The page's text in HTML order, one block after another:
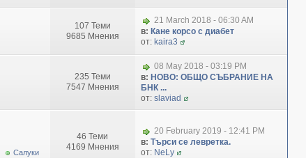
107 Теми
9685 Мнения
21 March 2018 - 06:30 AM
в: Кане корсо с диабет
от: kaira3
235 Теми
7547 Мнения
08 May 2018 - 03:19 PM
в: НОВО: ОБЩО СЪБРАНИЕ НА
БНК ...
от: slaviad
Салуки
46 Теми
4169 Мнения
20 February 2019 - 12:41 PM
в: Търси се левретка.
от: NeLy